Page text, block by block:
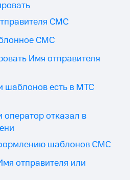
СМС
СМС
Имя отправителя
шаблонов есть в МТС
оператор отказал в
шаблонов СМС
отправителя или